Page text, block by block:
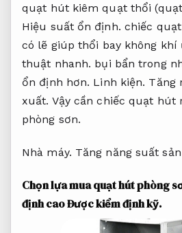
quạt hút kiêm quạt thổi
Hiệu suất ổn định. chiếc
có lẽ giúp thổi bay không khí
thuật nhanh. bụi bẩn trong
ổn định hơn. Linh kiện. Tăng
xuất. Vậy cần chiếc quạt hút
phòng sơn.
Nhà máy. Tăng năng suất
Chọn lựa mua quạt hút phòng
định caoĐược kiểm định kỹ.